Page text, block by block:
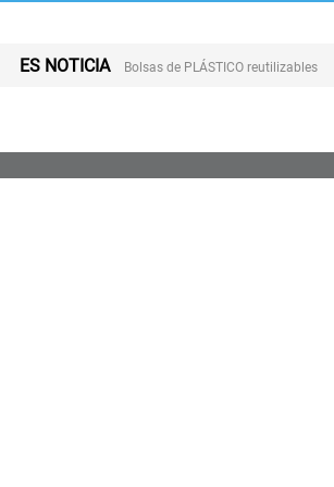
ES NOTICIA Bolsas de PLÁSTICO reutilizables